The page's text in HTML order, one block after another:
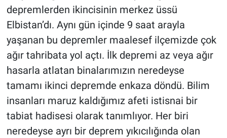
depremlerden ikincisinin merkez üssü
Elbistan’dı. Aynı gün içinde 9 saat arayla
yaşanan bu depremler maalesef ilçemizde çok
ağır tahribata yol açtı. İlk depremi az veya ağır
hasarla atlatan binalarımızın neredeyse
tamamı ikinci depremde enkaza döndü. Bilim
insanları maruz kaldığımız afeti istisnai bir
tabiat hadisesi olarak tanımlıyor. Her biri
neredeyse ayrı bir deprem yıkıcılığında olan